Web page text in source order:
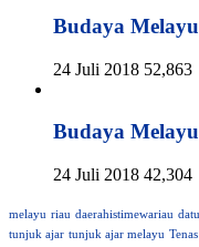
Budaya
24 Juli 2018 52,863
Budaya
24 Juli 2018 42,304
melayu riau daerahistimewariau
tunjuk ajar tunjuk ajar melayu